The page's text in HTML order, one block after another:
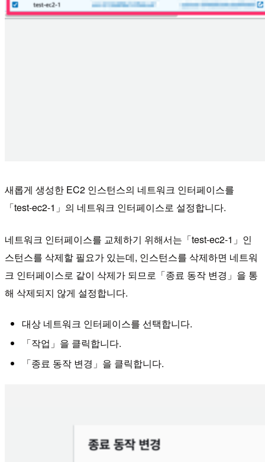
새롭게 생성한 EC2 인스턴스의 네트워크 인터페이스를
「test-ec2-1」의 네트워크 인터페이스로 설정합니다.
네트워크 인터페이스를 교체하기 위해서는「test-ec2-1」인
스턴스를 삭제할 필요가 있는데, 인스턴스를 삭제하면 네트워
크 인터페이스로 같이 삭제가 되므로「종료 동작 변경」을 통
해 삭제되지 않게 설정합니다.
대상 네트워크 인터페이스를 선택합니다.
「작업」을 클릭합니다.
「종료 동작 변경」을 클릭합니다.